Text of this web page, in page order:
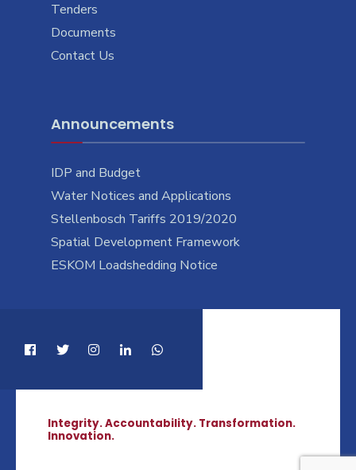
Tenders
Documents
Contact Us
Announcements
IDP and Budget
Water Notices and Applications
Stellenbosch Tariffs 2019/2020
Spatial Development Framework
ESKOM Loadshedding Notice
Integrity. Accountability. Transformation.
Innovation.